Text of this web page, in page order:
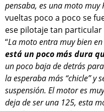
pensaba, es una moto muy
vueltas poco a poco se
ese pilotaje tan
“La moto entra muy bien
está un poco más dura
un poco baja de detrás
la esperaba más “chicle” y
suspensión. El motor es
deja de ser una 125, esta